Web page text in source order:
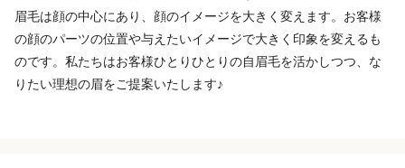
眉毛は顔の中心にあり、顔のイメージを大きく変えます。お客様
の顔のパーツの位置や与えたいイメージで大きく印象を変えるも
のです。私たちはお客様ひとりひとりの自眉毛を活かしつつ、な
りたい理想の眉をご提案いたします♪